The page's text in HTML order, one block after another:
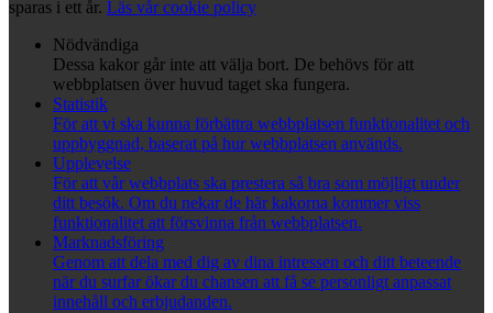
sparas i ett år. Läs vår cookie policy
Nödvändiga
Dessa kakor går inte att välja bort. De behövs för att
webbplatsen över huvud taget ska fungera.
Statistik
För att vi ska kunna förbättra webbplatsen funktionalitet och
uppbyggnad, baserat på hur webbplatsen används.
Upplevelse
För att vår webbplats ska prestera så bra som möjligt under
ditt besök. Om du nekar de här kakorna kommer viss
funktionalitet att försvinna från webbplatsen.
Marknadsföring
Genom att dela med dig av dina intressen och ditt beteende
när du surfar ökar du chansen att få se personligt anpassat
innehåll och erbjudanden.